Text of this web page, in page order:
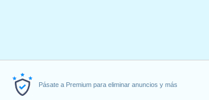
Pásate a Premium para eliminar anuncios y más